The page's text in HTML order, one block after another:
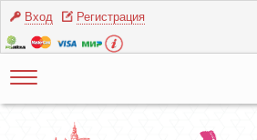
Вход Регистрация